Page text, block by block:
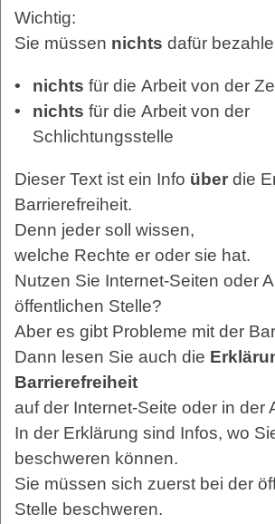
Wichtig:
Sie müssen nichts dafür
nichts für die Arbeit von der
nichts für die Arbeit von der
Schlichtungsstelle
Dieser Text ist ein Info über die
Barrierefreiheit.
Denn jeder soll wissen,
welche Rechte er oder sie hat.
Nutzen Sie Internet-Seiten oder
öffentlichen Stelle?
Aber es gibt Probleme mit der
Dann lesen Sie auch die
Barrierefreiheit
auf der Internet-Seite oder in der
In der Erklärung sind Infos, wo
beschweren können.
Sie müssen sich zuerst bei der
Stelle beschweren.